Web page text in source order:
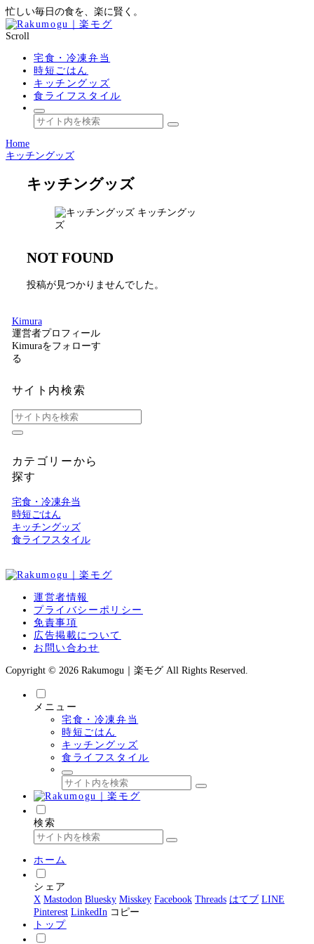
忙しい毎日の食を、楽に賢く。
Scroll
宅食・冷凍弁当
時短ごはん
キッチングッズ
食ライフスタイル
Home
キッチングッズ
キッチングッズ
キッチングッ
ズ
NOT FOUND
投稿が見つかりませんでした。
Kimura
運営者プロフィール
Kimuraをフォローす
る
サイト内検索
カテゴリーから
探す
宅食・冷凍弁当
時短ごはん
キッチングッズ
食ライフスタイル
運営者情報
プライバシーポリシー
免責事項
広告掲載について
お問い合わせ
Copyright © 2026 Rakumogu｜楽モグ All Rights Reserved.
メニュー
宅食・冷凍弁当
時短ごはん
キッチングッズ
食ライフスタイル
検索
ホーム
シェア
X Mastodon Bluesky Misskey Facebook Threads はてブ LINE
Pinterest LinkedIn コピー
トップ